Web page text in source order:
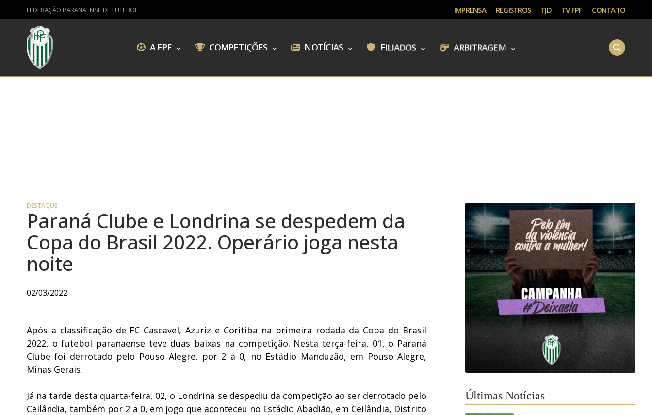
FEDERAÇÃO PARANAENSE DE FUTEBOL IMPRENSA REGISTROS TJD TV FPF CONTATO
A FPF COMPETIÇÕES NOTÍCIAS FILIADOS ARBITRAGEM
DESTAQUE
Paraná Clube e Londrina se despedem da
Copa do Brasil 2022. Operário joga nesta
noite
02/03/2022
Após a classificação de FC Cascavel, Azuriz e Coritiba na primeira rodada da Copa do Brasil
2022, o futebol paranaense teve duas baixas na competição. Nesta terça-feira, 01, o Paraná
Clube foi derrotado pelo Pouso Alegre, por 2 a 0, no Estádio Manduzão, em Pouso Alegre,
Minas Gerais.
Já na tarde desta quarta-feira, 02, o Londrina se despediu da competição ao ser derrotado pelo
Ceilândia, também por 2 a 0, em jogo que aconteceu no Estádio Abadião, em Ceilândia, Distrito
Últimas Notícias